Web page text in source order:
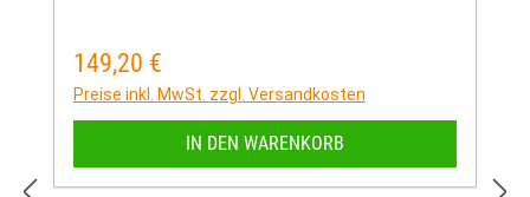
Regulärer Preis:
149,20 €
Preise inkl. MwSt. zzgl. Versandkosten
IN DEN WARENKORB